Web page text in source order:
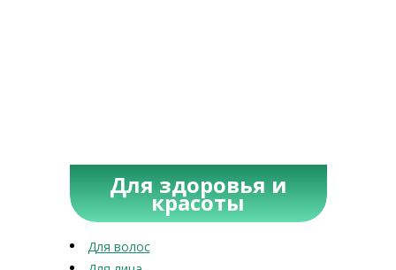
Для здоровья и
красоты
Для волос